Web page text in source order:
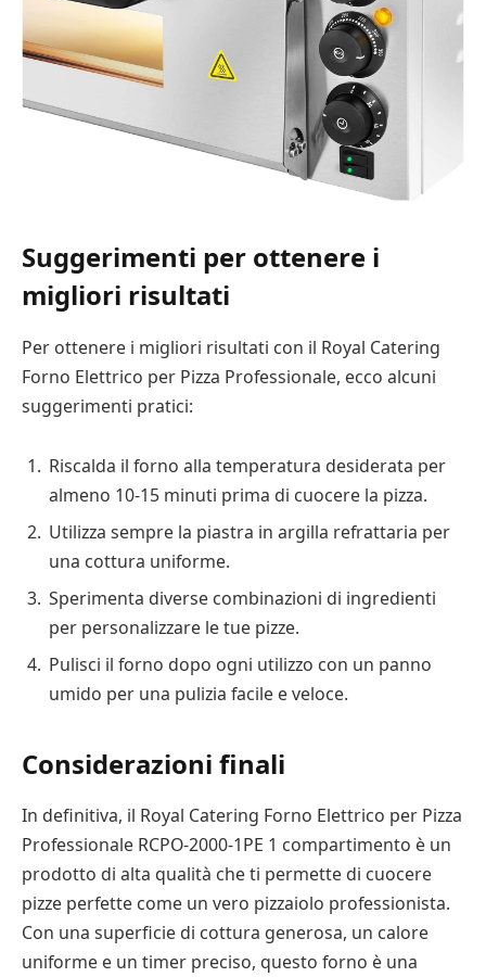
Suggerimenti per ottenere i
migliori risultati
Per ottenere i migliori risultati con il Royal Catering
Forno Elettrico per Pizza Professionale, ecco alcuni
suggerimenti pratici:
Riscalda il forno alla temperatura desiderata per
almeno 10-15 minuti prima di cuocere la pizza.
Utilizza sempre la piastra in argilla refrattaria per
una cottura uniforme.
Sperimenta diverse combinazioni di ingredienti
per personalizzare le tue pizze.
Pulisci il forno dopo ogni utilizzo con un panno
umido per una pulizia facile e veloce.
Considerazioni finali
In definitiva, il Royal Catering Forno Elettrico per Pizza
Professionale RCPO-2000-1PE 1 compartimento è un
prodotto di alta qualità che ti permette di cuocere
pizze perfette come un vero pizzaiolo professionista.
Con una superficie di cottura generosa, un calore
uniforme e un timer preciso, questo forno è una